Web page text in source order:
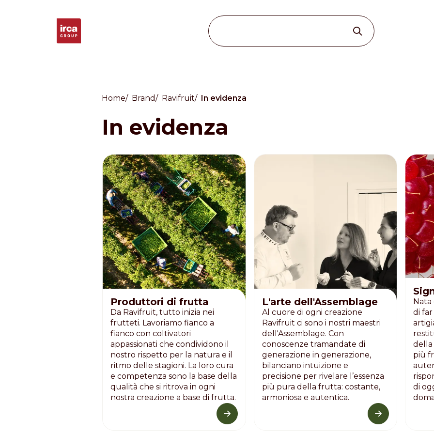
Italiano
EspañolFrançaisPortuguês
Nederlands
DACH region
Europe & Middle East
English
Asia
English
North America
English
Shop
Dutch
Distributors and authorized clients
Web Order
Italian English
Home Brand Ravifruit In evidenza
In evidenza
Produttori di frutta
Da Ravifruit, tutto inizia nei
frutteti. Lavoriamo fianco a
fianco con coltivatori
appassionati che condividono il
nostro rispetto per la natura e il
ritmo delle stagioni. La loro cura
e competenza sono la base della
qualità che si ritrova in ogni
nostra creazione a base di frutta.
L'arte dell'Assemblage
Al cuore di ogni creazione
Ravifruit ci sono i nostri maestri
dell'Assemblage. Con
conoscenze tramandate di
generazione in generazione,
bilanciano intuizione e
precisione per rivelare l’essenza
più pura della frutta: costante,
armoniosa e autentica.
Nata
di
della
più
di